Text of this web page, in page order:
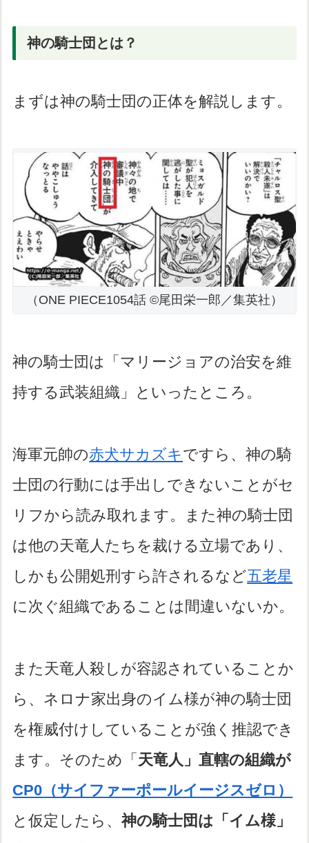
神の騎士団とは？
まずは神の騎士団の正体を解説します。
（ONE PIECE1054話 ©尾田栄一郎／集英社）
神の騎士団は「マリージョアの治安を維
持する武装組織」といったところ。
海軍元帥の赤犬サカズキですら、神の騎
士団の行動には手出しできないことがセ
リフから読み取れます。また神の騎士団
は他の天竜人たちを裁ける立場であり、
しかも公開処刑すら許されるなど五老星
に次ぐ組織であることは間違いないか。
また天竜人殺しが容認されていることか
ら、ネロナ家出身のイム様が神の騎士団
を権威付けしていることが強く推認でき
ます。そのため「 天竜人」直轄の組織が
CP0（サイファーポールイージスゼロ）
と仮定したら、神の騎士団は「イム様」